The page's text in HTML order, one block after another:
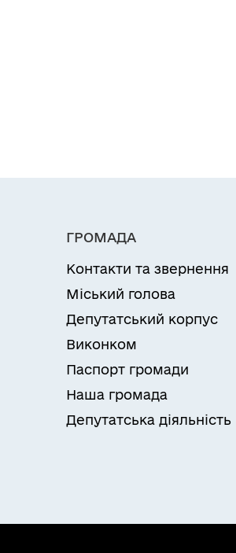
ГРОМАДА
Контакти та звернення
Міський голова
Депутатський корпус
Виконком
Паспорт громади
Наша громада
Депутатська діяльність